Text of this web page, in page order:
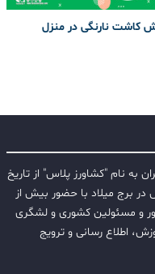
کاشت نارنگی در منزل
به نام "کشاورز پلاس" از تاریخ
روز مهندس در برج میلاد با حضور بیش از
و مسئولین کشوری و لشگری
اطلاع رسانی و ترویج